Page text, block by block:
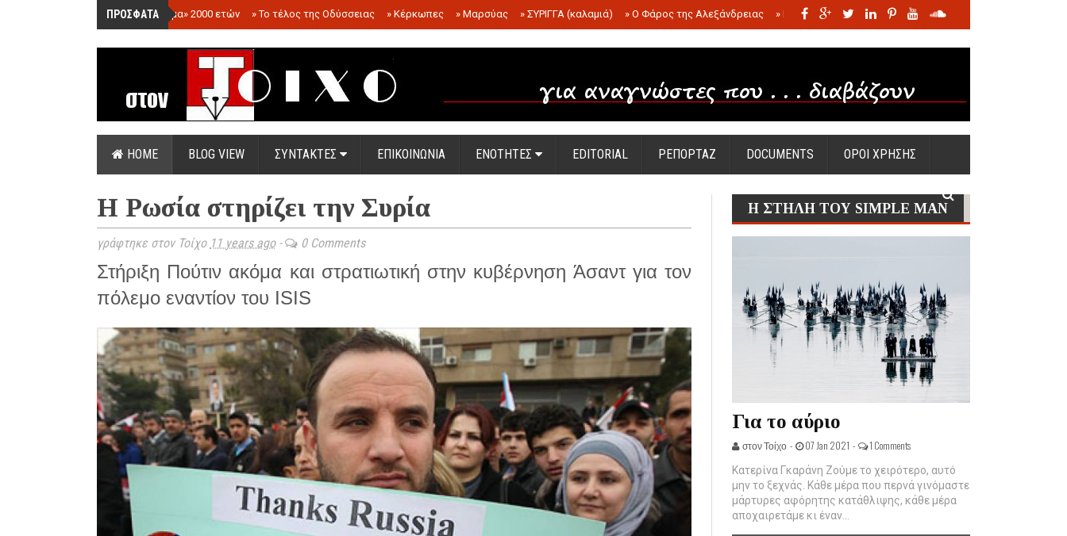
ΠΡΟΣΦΑΤΑ
»«Ολόγραμμα» 2000 ετών »Το τέλος της Οδύσσειας » Κέρκωπες » Μαρσύας » ΣΥΡΙΓΓΑ (καλαμιά) » Ο Φάρος της Αλεξάνδρειας » Η σφαγή των νηπίων της Σάντας
.
HOME BLOG VIEW ΣΥΝΤΑΚΤΕΣ ΕΠΙΚΟΙΝΩΝΙΑ ΕΝΟΤΗΤΕΣ EDITORIAL ΡΕΠΟΡΤΑΖ DOCUMENTS ΟΡΟΙ ΧΡΗΣΗΣ
Η Ρωσία στηρίζει την Συρία
γράφτηκε στον Τοίχο 11 years ago- 0 Comments
Στήριξη Πούτιν ακόμα και στρατιωτική στην κυβέρνηση Άσαντ για τον
πόλεμο εναντίον του ΙSIS
Η ΣΤΗΛΗ ΤΟΥ SIMPLE MAN
Για το αύριο
στον Τοίχο - 07 Jan 2021 - 1 Comments
Κατερίνα Γκαράνη Ζούμε το χειρότερο, αυτό
μην το ξεχνάς. Κάθε μέρα που περνά γινόμαστε
μάρτυρες αφόρητης κατάθλιψης, κάθε μέρα
αποχαιρετάμε κι έναν...